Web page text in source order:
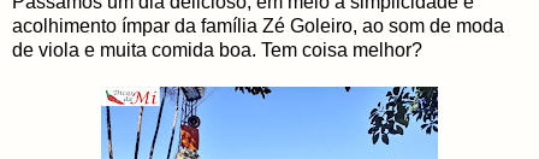
acolhimento ímpar da família Zé Goleiro, ao som de moda
de viola e muita comida boa. Tem coisa melhor?